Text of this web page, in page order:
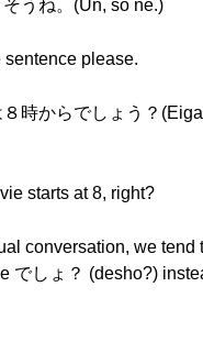
うね。(Un, sō ne.)
sentence please.
時からでしょう？
starts at 8, right?
conversation, we tend
でしょ？ (desho?)